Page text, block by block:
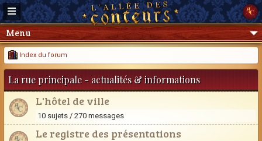
Menu
Index du forum
La rue principale - actualités & informations
L'hôtel de ville
10 sujets / 270 messages
Le registre des présentations